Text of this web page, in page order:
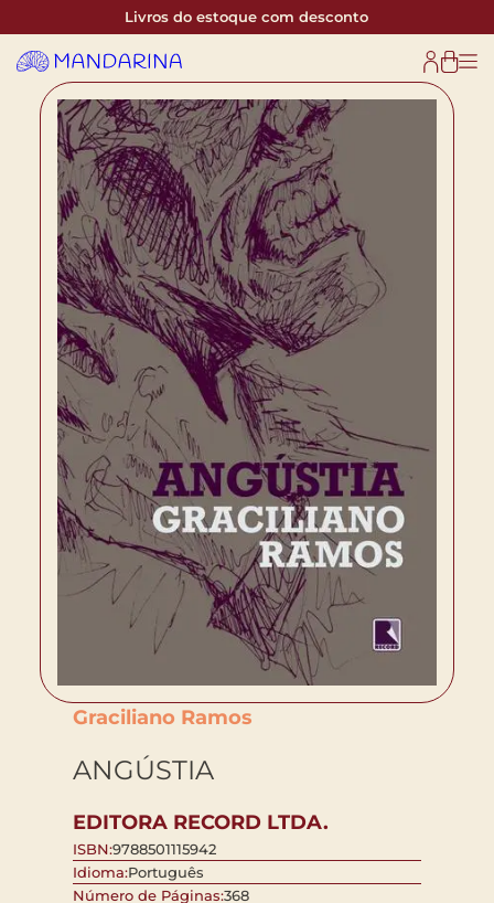
Livros do estoque com desconto
Graciliano Ramos
ANGÚSTIA
EDITORA RECORD LTDA.
ISBN:9788501115942
Idioma:Português
Número de Páginas:368